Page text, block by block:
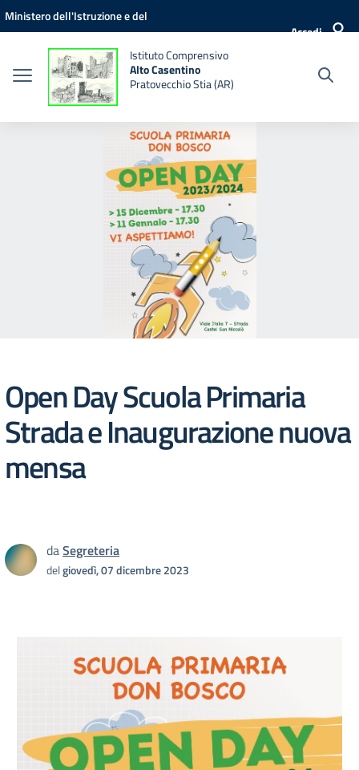
Vai ai contenuti
Vai al menu di navigazione
Vai al footer
Ministero dell'Istruzione e del
Accedi
Istituto Comprensivo
Alto Casentino
Pratovecchio Stia (AR)
Open Day Scuola Primaria
Strada e Inaugurazione nuova
mensa
daSegreteria
delgiovedì, 07 dicembre 2023